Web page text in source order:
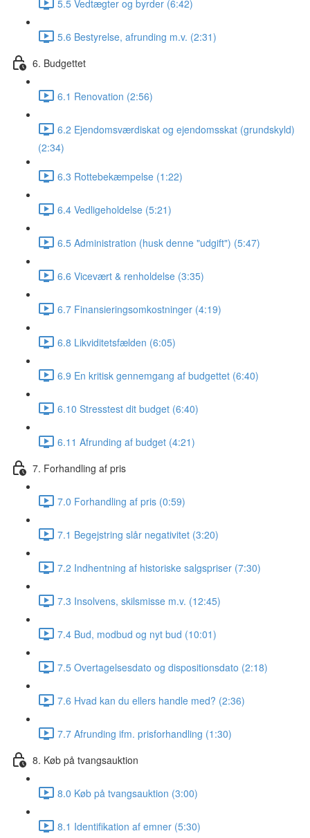
5.5 Vedtægter og byrder (6:42)
5.6 Bestyrelse, afrunding m.v. (2:31)
6. Budgettet
6.1 Renovation (2:56)
6.2 Ejendomsværdiskat og ejendomsskat (grundskyld)
(2:34)
6.3 Rottebekæmpelse (1:22)
6.4 Vedligeholdelse (5:21)
6.5 Administration (husk denne "udgift") (5:47)
6.6 Vicevært & renholdelse (3:35)
6.7 Finansieringsomkostninger (4:19)
6.8 Likviditetsfælden (6:05)
6.9 En kritisk gennemgang af budgettet (6:40)
6.10 Stresstest dit budget (6:40)
6.11 Afrunding af budget (4:21)
7. Forhandling af pris
7.0 Forhandling af pris (0:59)
7.1 Begejstring slår negativitet (3:20)
7.2 Indhentning af historiske salgspriser (7:30)
7.3 Insolvens, skilsmisse m.v. (12:45)
7.4 Bud, modbud og nyt bud (10:01)
7.5 Overtagelsesdato og dispositionsdato (2:18)
7.6 Hvad kan du ellers handle med? (2:36)
7.7 Afrunding ifm. prisforhandling (1:30)
8. Køb på tvangsauktion
8.0 Køb på tvangsauktion (3:00)
8.1 Identifikation af emner (5:30)